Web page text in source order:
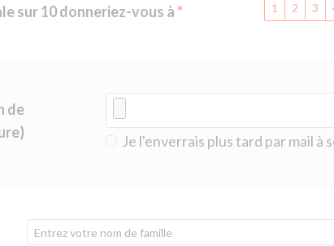
sur 10 donneriez-vous à 1 2 3
de
Je l'enverrais plus tard par mail